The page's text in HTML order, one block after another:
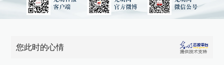
您此时的心情